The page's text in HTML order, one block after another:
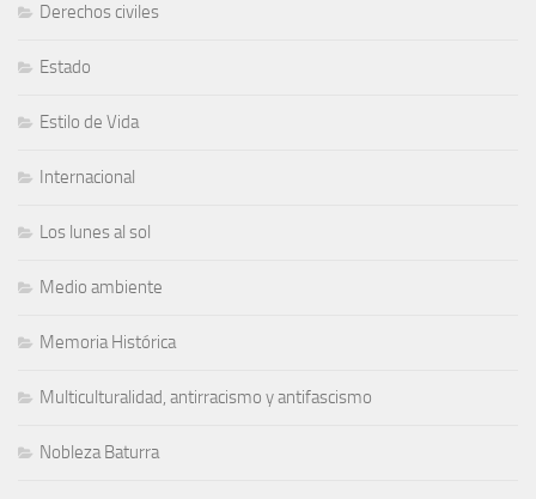
Derechos civiles
Estado
Estilo de Vida
Internacional
Los lunes al sol
Medio ambiente
Memoria Histórica
Multiculturalidad, antirracismo y antifascismo
Nobleza Baturra